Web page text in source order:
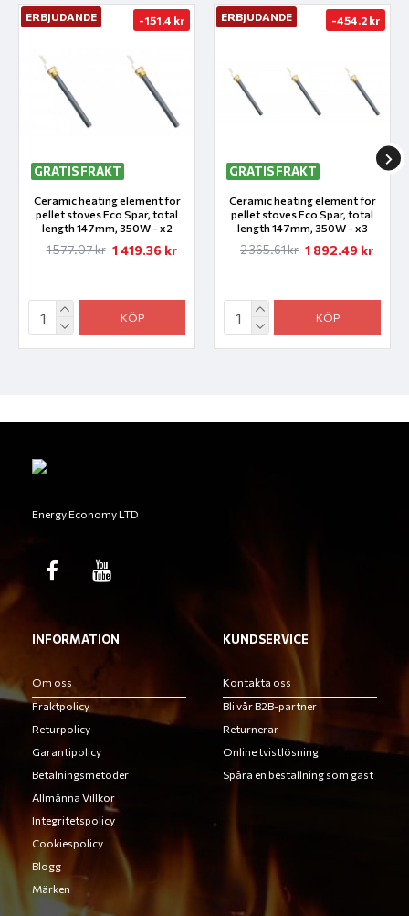
ERBJUDANDE
GRATIS FRAKT
-151.4 kr
Ceramic heating element for
pellet stoves Eco Spar, total
length 147mm, 350W - x2
1 419.36 kr
1 577.07 kr
KÖP
ERBJUDANDE
GRATIS FRAKT
-454.2 kr
Ceramic heating element for
pellet stoves Eco Spar, total
length 147mm, 350W - x3
1 892.49 kr
2 365.61 kr
KÖP
Energy Economy LTD
INFORMATION
Om oss
Fraktpolicy
Returpolicy
Garantipolicy
Betalningsmetoder
Allmänna Villkor
Integritetspolicy
Cookiespolicy
Blogg
Märken
KUNDSERVICE
Kontakta oss
Bli vår B2B-partner
Returnerar
Online tvistlösning
Spåra en beställning som gäst